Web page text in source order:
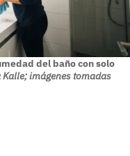
del baño con solo
imágenes tomadas